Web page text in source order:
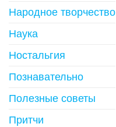
Народное творчество
Наука
Ностальгия
Познавательно
Полезные советы
Притчи